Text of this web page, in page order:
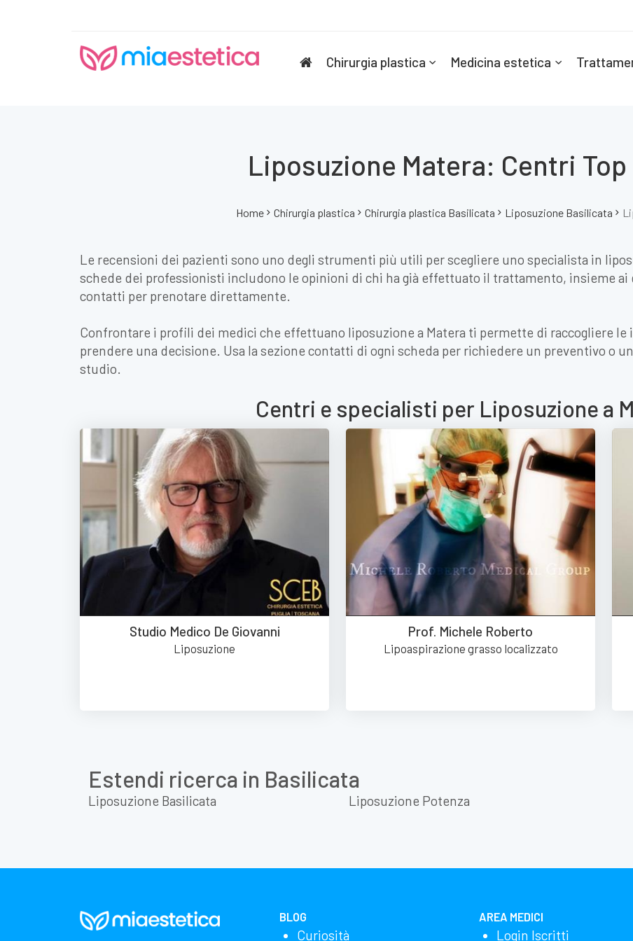
Chirurgia plastica Medicina estetica
Liposuzione Matera: Centri Top
Home Chirurgia plastica Chirurgia plastica Basilicata Liposuzione Basilicata
Le recensioni dei pazienti sono uno degli strumenti più utili per scegliere uno specialista in
schede dei professionisti includono le opinioni di chi ha già effettuato il trattamento, insieme ai
contatti per prenotare direttamente.
Confrontare i profili dei medici che effettuano liposuzione a Matera ti permette di raccogliere le
prendere una decisione. Usa la sezione contatti di ogni scheda per richiedere un preventivo o
studio.
Centri e specialisti per Liposuzione a
Studio Medico De Giovanni
Liposuzione
Prof. Michele Roberto
Lipoaspirazione grasso localizzato
Estendi ricerca in Basilicata
Liposuzione Basilicata Liposuzione Potenza
BLOG
Curiosità
AREA MEDICI
Login Iscritti